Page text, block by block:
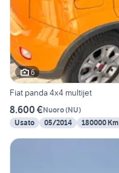
6
Fiat panda 4x4 multijet
8.600 €Nuoro(NU)
Usato
05/2014 180000 Km